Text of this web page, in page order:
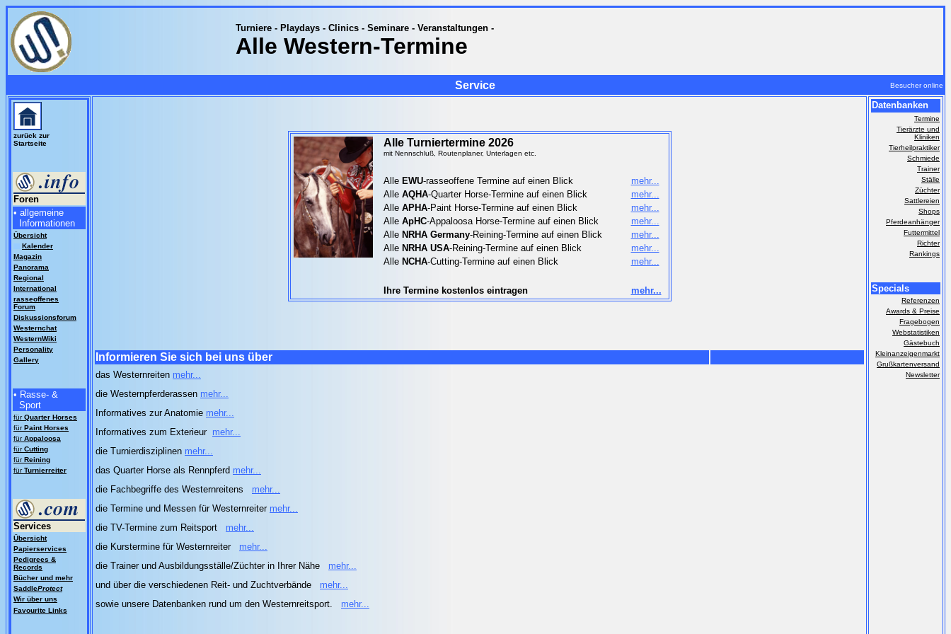
Turniere - Playdays - Clinics - Seminare - Veranstaltungen -
Alle Western-Termine
Service Besucher online
zurück zur
Startseite
Foren
• allgemeine
Informationen
Übersicht
Kalender
Magazin
Panorama
Regional
International
rasseoffenes
Forum
Diskussionsforum
Westernchat
WesternWiki
Personality
Gallery
• Rasse- &
Sport
fürQuarter Horses
fürPaint Horses
fürAppaloosa
fürCutting
fürReining
fürTurnierreiter
Services
Übersicht
Papierservices
Pedigrees &
Records
Bücher und mehr
SaddleProtect
Wir über uns
Favourite Links
Alle Turniertermine 2026
mit Nennschluß, Routenplaner, Unterlagen etc.
Alle EWU-rasseoffene Termine auf einen Blick
mehr...
Alle AQHA-Quarter Horse-Termine auf einen Blick
mehr...
Alle APHA-Paint Horse-Termine auf einen Blick
mehr...
Alle ApHC-Appaloosa Horse-Termine auf einen Blick
mehr...
AlleNRHA Germany-Reining-Termine auf einen Blick
mehr...
Alle NRHA USA-Reining-Termine auf einen Blick
mehr...
AlleNCHA-Cutting-Termine auf einen Blick mehr...
Ihre Termine kostenlos eintragen mehr...
Informieren Sie sich bei uns über
das Westernreiten mehr...
die Westernpferderassen mehr...
Informatives zur Anatomie mehr...
Informatives zum Exterieur mehr...
die Turnierdisziplinen mehr...
das Quarter Horse als Rennpferd mehr...
die Fachbegriffe des Westernreitens
mehr...
die Termine und Messen für Westernreiter mehr...
die TV-Termine zum Reitsport
mehr...
die Kurstermine für Westernreiter
mehr...
die Trainer und Ausbildungsställe/Züchter in Ihrer Nähe
mehr...
und über die verschiedenen Reit- und Zuchtverbände
mehr...
sowie unsere Datenbanken rund um den Westernreitsport.
mehr...
Datenbanken
Termine
Tierärzte und
Kliniken
Tierheilpraktiker
Schmiede
Trainer
Ställe
Züchter
Sattlereien
Shops
Pferdeanhänger
Futtermittel
Richter
Rankings
Specials
Referenzen
Awards & Preise
Fragebogen
Webstatistiken
Gästebuch
Kleinanzeigenmarkt
Grußkartenversand
Newsletter